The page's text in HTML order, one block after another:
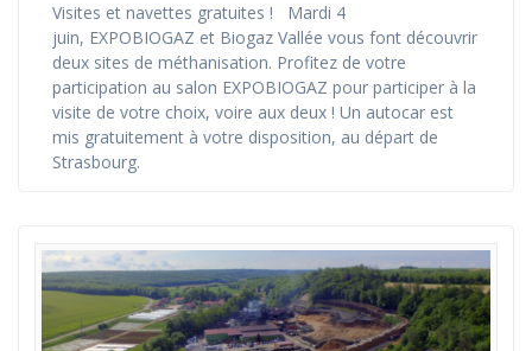
Visites et navettes gratuites ! Mardi 4
juin, EXPOBIOGAZ et Biogaz Vallée vous font découvrir
deux sites de méthanisation. Profitez de votre
participation au salon EXPOBIOGAZ pour participer à la
visite de votre choix, voire aux deux ! Un autocar est
mis gratuitement à votre disposition, au départ de
Strasbourg.